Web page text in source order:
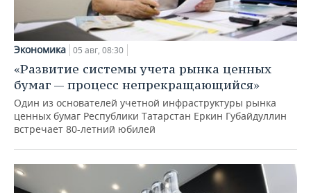
Экономика 05 авг, 08:30
«Развитие системы учета рынка ценных
бумаг — процесс непрекращающийся»
Один из основателей учетной инфраструктуры рынка
ценных бумаг Республики Татарстан Еркин Губайдуллин
встречает 80-летний юбилей